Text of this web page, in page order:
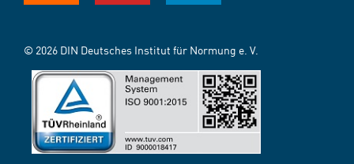
© 2026 DIN Deutsches Institut für Normung e. V.